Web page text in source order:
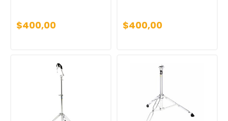
$400,00 $400,00